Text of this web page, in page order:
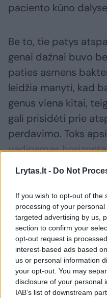
Lrytas.lt - Do Not
If you wish to opt-out of the
processing of your
targeted advertising by us,
section to confirm your
opt-out request is
interest-based ads based
us or personal information
your opt-out. You may
disclosure of your personal
IAB’s list of downstream
paciento kūno
Be to, tie patys
genai dažnai buvo
paties asmens
leidžia manyti, kad
genus viena kitai,
gali prisidėti prie
perdavimo. Toks
vadinamas
yra gerai žinomas
mikrobai įgyja
Tyrimo išvados
tyrimams, kuriais
šios atsparios
organizme – ir kas
paprasto organizmo
prie pilno masto